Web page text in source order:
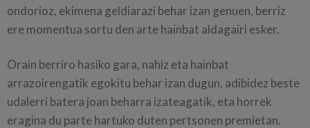
ondorioz, ekimena geldiarazi behar izan genuen, berriz
ere momentua sortu den arte hainbat aldagairi esker.
Orain berriro hasiko gara, nahiz eta hainbat
arrazoirengatik egokitu behar izan dugun, adibidez beste
udalerri batera joan beharra izateagatik, eta horrek
eragina du parte hartuko duten pertsonen premietan.